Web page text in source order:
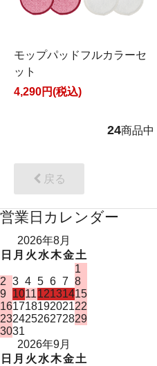
モップパッドフルカラーセ
ット
4,290円(税込)
24商品中
戻る
営業日カレンダー
2026年8月
日 月 火 水木金土
1
2 3 4 5 6 7 8
9 101112131415
16171819202122
23242526272829
3031
2026年9月
日 月 火 水木金土